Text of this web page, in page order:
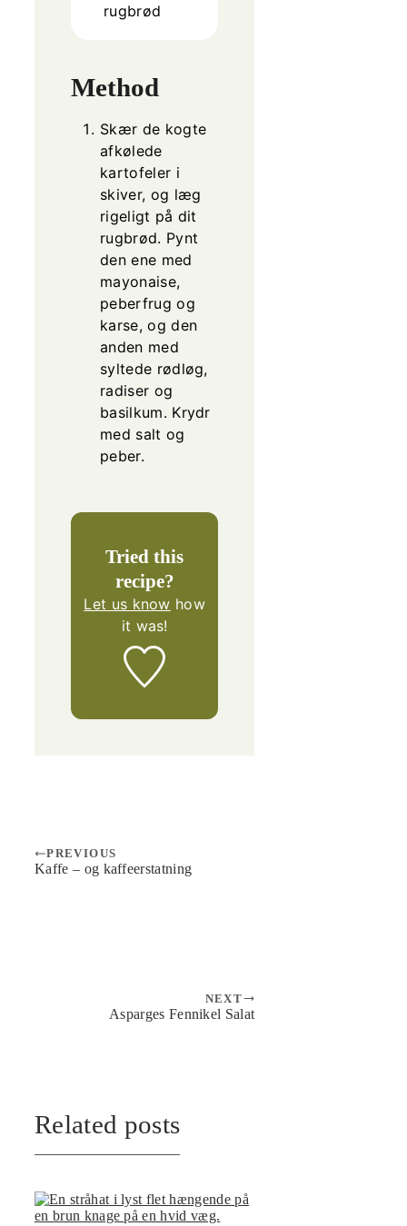
rugbrød
Method
Skær de kogte
afkølede
kartofeler i
skiver, og læg
rigeligt på dit
rugbrød. Pynt
den ene med
mayonaise,
peberfrug og
karse, og den
anden med
syltede rødløg,
radiser og
basilkum. Krydr
med salt og
peber.
Tried this
recipe?
Let us know how
it was!
PREVIOUS
Kaffe – og kaffeerstatning
NEXT
Asparges Fennikel Salat
Related posts